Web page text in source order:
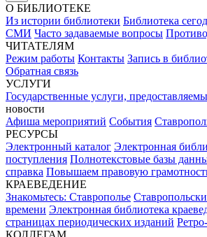
О БИБЛИОТЕКЕ
Из истории библиотеки Библиотека
СМИ Часто задаваемые вопросы
ЧИТАТЕЛЯМ
Режим работы Контакты Запись в
Обратная связь
УСЛУГИ
Государственные услуги,
новости
Афиша мероприятий События
РЕСУРСЫ
Электронный каталог Электронная
поступления Полнотекстовые базы
справка Повышаем правовую
КРАЕВЕДЕНИЕ
Знакомьтесь: Ставрополье
времени Электронная библиотека
страницах периодических изданий
КОЛЛЕГАМ